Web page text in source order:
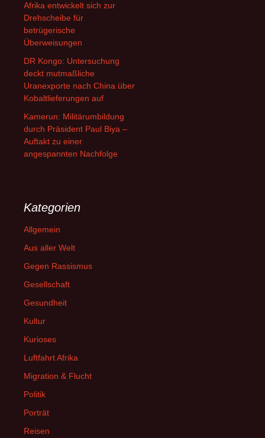
Afrika entwickelt sich zur
Drehscheibe für
betrügerische
Überweisungen
DR Kongo: Untersuchung
deckt mutmaßliche
Uranexporte nach China über
Kobaltlieferungen auf
Kamerun: Militärumbildung
durch Präsident Paul Biya –
Auftakt zu einer
angespannten Nachfolge
Kategorien
Allgemein
Aus aller Welt
Gegen Rassismus
Gesellschaft
Gesundheit
Kultur
Kurioses
Luftfahrt Afrika
Migration & Flucht
Politik
Porträt
Reisen